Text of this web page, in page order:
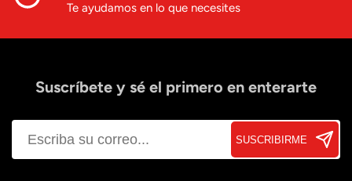
Te ayudamos en lo que necesites
Suscríbete y sé el primero en enterarte
SUSCRIBIRME